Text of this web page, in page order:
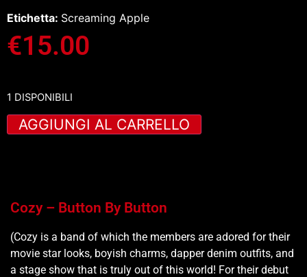
Etichetta: Screaming Apple
€15.00
1 DISPONIBILI
AGGIUNGI AL CARRELLO
Cozy – Button By Button
(Cozy is a band of which the members are adored for their
movie star looks, boyish charms, dapper denim outfits, and
a stage show that is truly out of this world! For their debut